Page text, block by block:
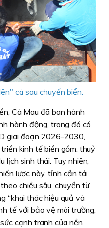
cá sau chuyến biển.
Cà Mau đã ban hành
hành động, trong đó có
giai đoạn 2026-2030,
kinh tế biển gồm: thuỷ
lịch sinh thái. Tuy nhiên,
lược này, tỉnh cần tái
chiều sâu, chuyển từ
“khai thác hiệu quả và
tế với bảo vệ môi trường,
cạnh tranh của nền